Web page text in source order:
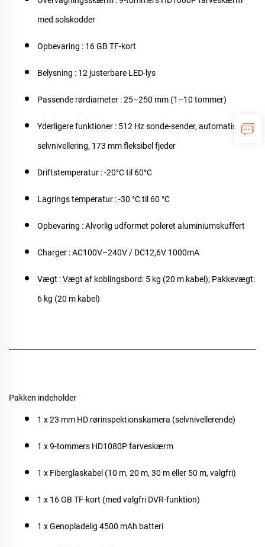
med solskodder
Opbevaring : 16 GB TF-kort
Belysning : 12 justerbare LED-lys
Passende rørdiameter : 25–250 mm (1–10 tommer)
Yderligere funktioner : 512 Hz sonde-sender, automatisk
selvnivellering, 173 mm fleksibel fjeder
Driftstemperatur : -20°C til 60°C
Lagrings temperatur : -30 °C til 60 °C
Opbevaring : Alvorlig udformet poleret aluminiumskuffert
Charger : AC100V–240V / DC12,6V 1000mA
Vægt : Vægt af koblingsbord: 5 kg (20 m kabel); Pakkevægt:
6 kg (20 m kabel)
Pakken indeholder
1 x 23 mm HD rørinspektionskamera (selvnivellerende)
1 x 9-tommers HD1080P farveskærm
1 x Fiberglaskabel (10 m, 20 m, 30 m eller 50 m, valgfri)
1 x 16 GB TF-kort (med valgfri DVR-funktion)
1 x Genopladelig 4500 mAh batteri